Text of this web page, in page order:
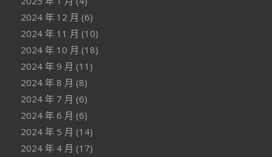
2024 年 12 月 (6)
2024 年 11 月 (10)
2024 年 10 月 (18)
2024 年 9 月 (11)
2024 年 8 月 (8)
2024 年 7 月 (6)
2024 年 6 月 (6)
2024 年 5 月 (14)
2024 年 4 月 (17)